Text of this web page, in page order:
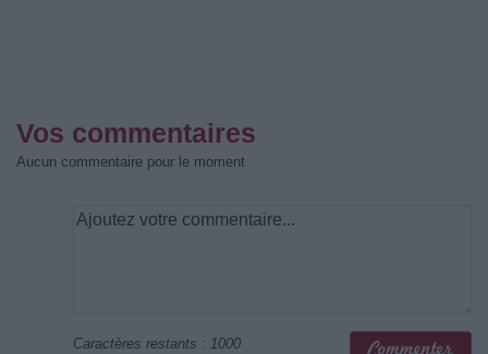
Vos commentaires
Aucun commentaire pour le moment
Caractères restants : 1000